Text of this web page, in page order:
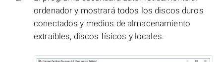
ordenador y mostrará todos los discos duros
conectados y medios de almacenamiento
extraíbles, discos físicos y locales.